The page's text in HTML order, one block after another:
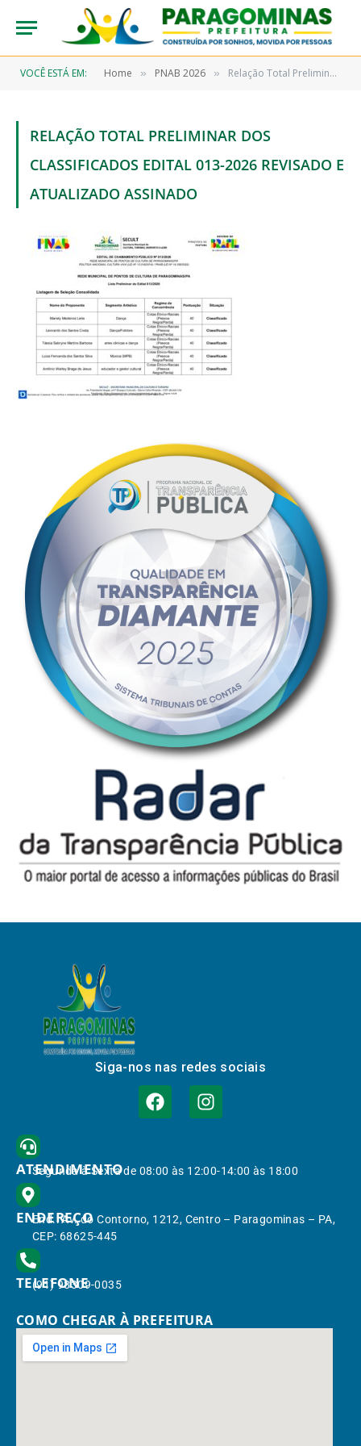
VOCÊ ESTÁ EM: Home » PNAB 2026 » Relação Total Preliminar dos classificados Edital 013-2026 revisado e atualizado assinado
RELAÇÃO TOTAL PRELIMINAR DOS
CLASSIFICADOS EDITAL 013-2026 REVISADO E
ATUALIZADO ASSINADO
Siga-nos nas redes sociais
ATENDIMENTO
Segunda à Sexta de 08:00 às 12:00-14:00 às 18:00
ENDEREÇO
End.: Av. do Contorno, 1212, Centro – Paragominas – PA,
CEP: 68625-445
TELEFONE
(91) 98309-0035
COMO CHEGAR À PREFEITURA